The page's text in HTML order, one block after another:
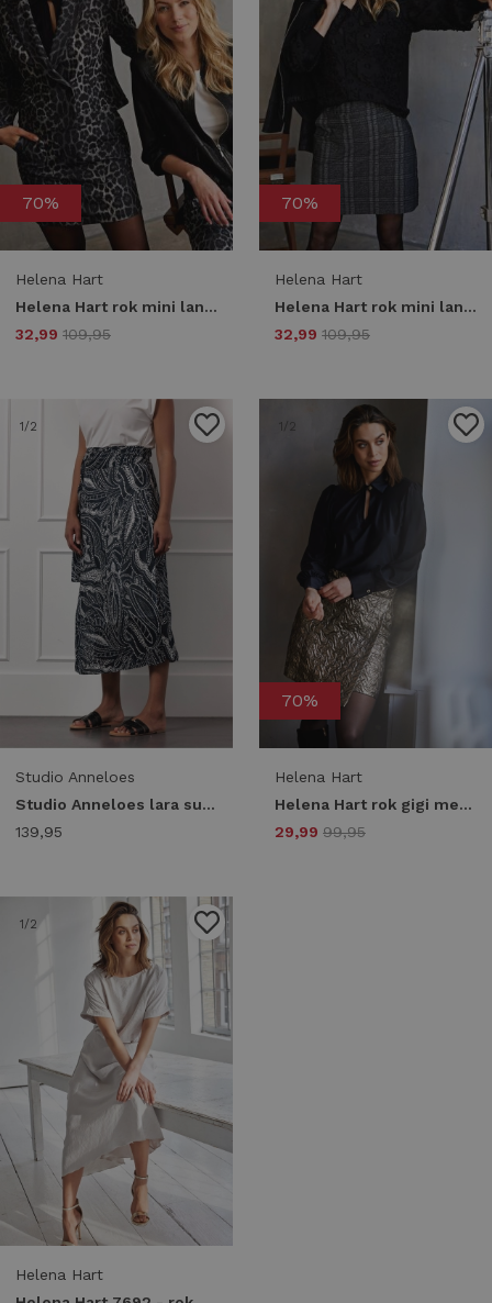
70%
Helena Hart
Helena Hart rok mini lano jaxx 7697jaxx grijs
32,99 109,95
70%
Helena Hart
Helena Hart rok mini lano ruit 7698 Skort grijs
32,99 109,95
1/2
Studio Anneloes
Studio Anneloes lara summer dot pareo skirt 13029 Skort 6917 dark blue/ecru
139,95
1
70%
Helena Hart
Helena Hart rok gigi metalic 7695 zwart - brons
29,99 99,95
1/2
Helena Hart